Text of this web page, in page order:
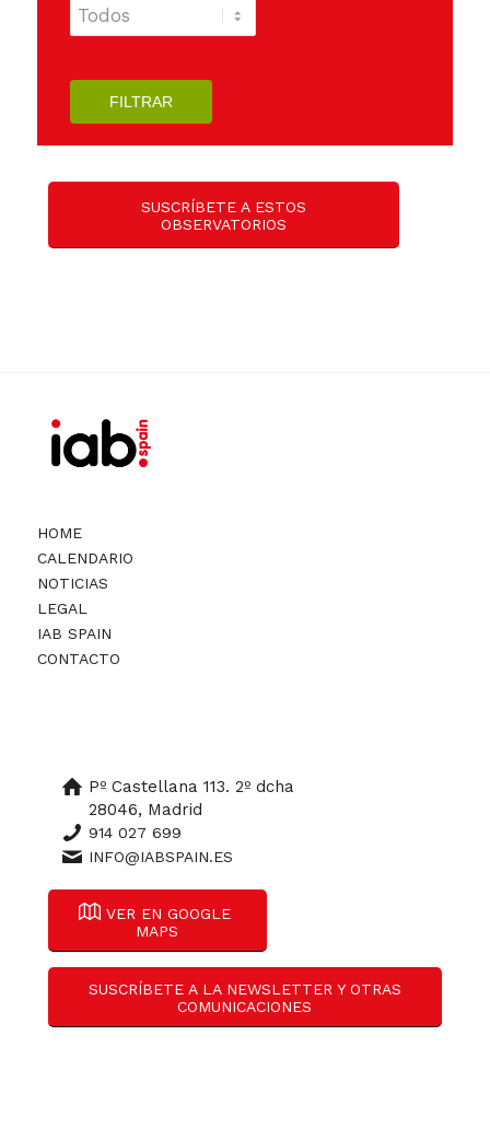
SUSCRÍBETE A ESTOS
OBSERVATORIOS
HOME
CALENDARIO
NOTICIAS
LEGAL
IAB SPAIN
CONTACTO
Pº Castellana 113. 2º dcha
28046, Madrid
914 027 699
INFO@IABSPAIN.ES
VER EN GOOGLE
MAPS
SUSCRÍBETE A LA NEWSLETTER Y OTRAS
COMUNICACIONES